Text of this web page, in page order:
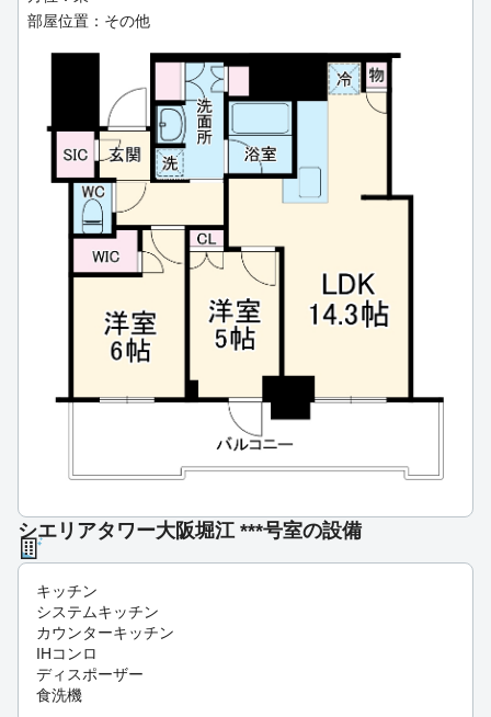
部屋位置：その他
シエリアタワー大阪堀江 ***号室の設備
キッチン
システムキッチン
カウンターキッチン
IHコンロ
ディスポーザー
食洗機